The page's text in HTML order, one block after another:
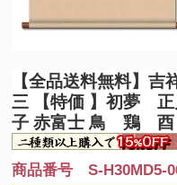
【全品送料無料】吉
三 【特価 】初夢
子 赤富士 鳥 鶏 酉
商品番号 S-H30MD5-